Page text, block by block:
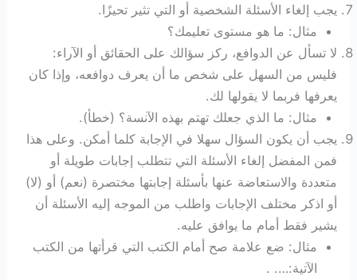
يجب إلغاء الأسئلة الشخصية أو التي تثير تحيزًا.
مثال: ما هو مستوى تعليمك؟
لا تسأل عن الدوافع، ركز سؤالك على الحقائق أو الآراء:
فليس من السهل على شخص ما أن يعرف دوافعه، وإذا كان
يعرفها فربما لا يقولها لك.
مثال: ما الذي جعلك تهتم بهذه الآنسة؟ (خطأ).
يجب أن يكون السؤال سهلا في الإجابة كلما أمكن. وعلى هذا
فمن المفضل إلغاء الأسئلة التي تتطلب إجابات طويلة أو
متعددة والاستعاضة عنها بأسئلة إجابتها مختصرة (نعم) أو (لا)
أو اذكر مختلف الإجابات واطلب من الموجه إليه الأسئلة أن
يشير فقط أمام ما يوافق عليه.
مثال: ضع علامة صح أمام الكتب التي قرأتها من الكتب
الآتية:…. .